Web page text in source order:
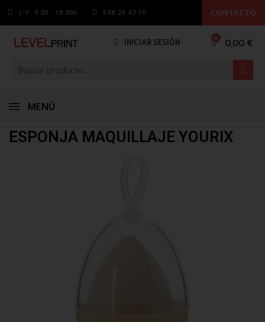
L-V: 9.30 - 18:00h 638 24 43 10 CONTACTO
INICIAR SESIÓN 0,00 €
MENÚ
ESPONJA MAQUILLAJE YOURIX